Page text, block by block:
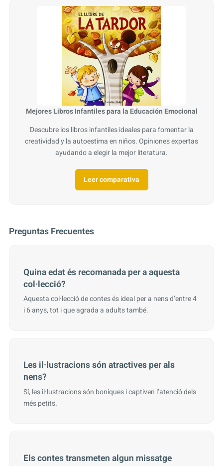
Mejores Libros Infantiles para la Educación Emocional
Descubre los libros infantiles ideales para fomentar la
creatividad y la autoestima en niños. Opiniones expertas
ayudando a elegir la mejor literatura.
Leer comparativa
Preguntas Frecuentes
Quina edat és recomanada per a aquesta
col·lecció?
Aquesta col·lecció de contes és ideal per a nens d’entre 4
i 6 anys, tot i que agrada a adults també.
Les il·lustracions són atractives per als
nens?
Sí, les il·lustracions són boniques i captiven l’atenció dels
més petits.
Els contes transmeten algun missatge